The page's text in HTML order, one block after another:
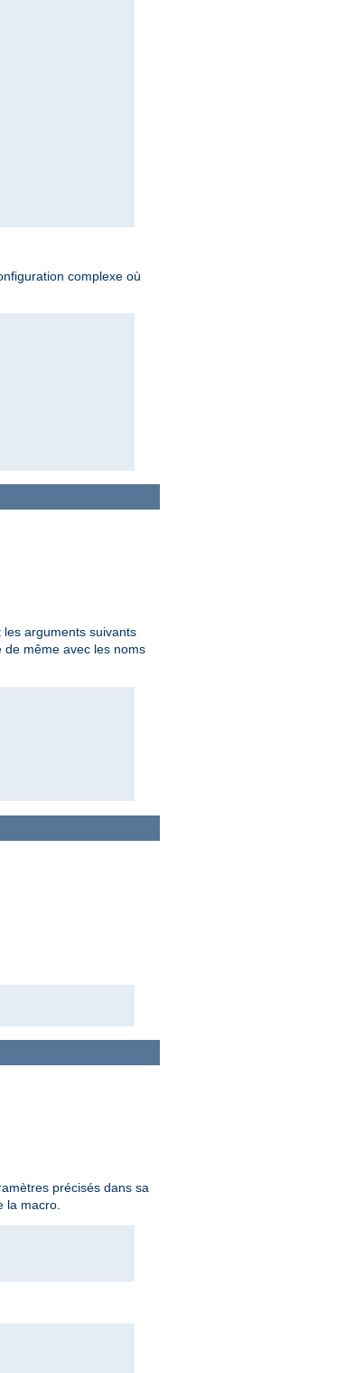
complexe où
arguments suivants
même avec les noms
précisés dans sa
la macro.